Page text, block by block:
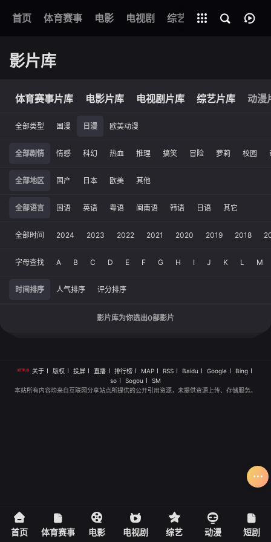
首页 体育赛事 电影 电视剧 综艺 动漫 短剧
全部影片
影片库
体育赛事片库 电影片库 电视剧片库 综艺片库 动漫
全部类型 国漫 日漫 欧美动漫
全部剧情 情感 科幻 热血 推理 搞笑 冒险 萝莉 校园
全部地区 国产 日本 欧美 其他
全部语言 国语 英语 粤语 闽南语 韩语 日语 其它
全部时间 2024 2023 2022 2021 2020 2019 2018
字母查找 A B C D E F G H I J K L M
时间排序 人气排序 评分排序
影片库为你选出0部影片
关于 版权 投屏 直播 排行榜 MAP RSS Baidu Google
Bing
so
Sogou
SM
本站所有内容均来自互联网分享站点所提供的公开引用资源，未提供资源上传、存储服务。
首页 体育赛事 电影 电视剧 综艺 动漫 短剧